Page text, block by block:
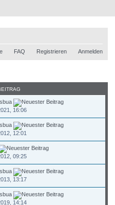
FAQ Registrieren Anmelden
16:06
12:01
09:25
13:17
14:14